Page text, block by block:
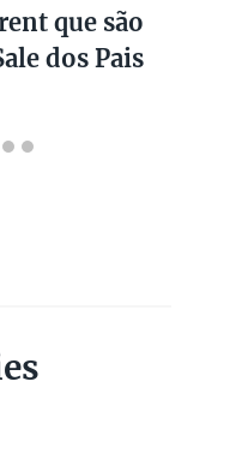
que são
dos Pais